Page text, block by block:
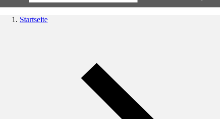
Startseite